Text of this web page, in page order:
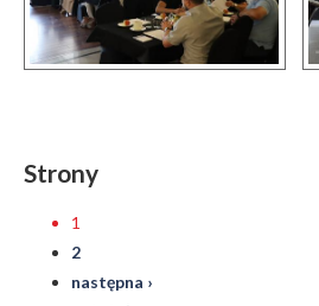
Strony
1
2
następna ›